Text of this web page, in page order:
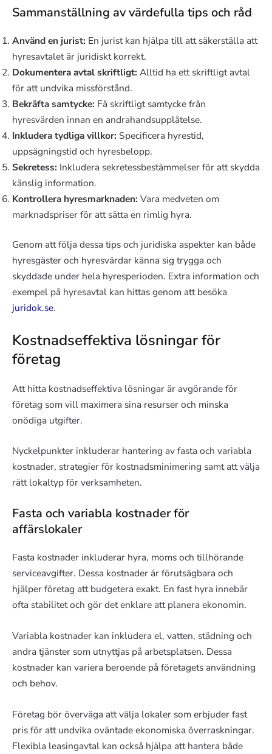
Sammanställning av värdefulla tips och råd
Använd en jurist: En jurist kan hjälpa till att säkerställa att
hyresavtalet är juridiskt korrekt.
Dokumentera avtal skriftligt: Alltid ha ett skriftligt avtal
för att undvika missförstånd.
Bekräfta samtycke: Få skriftligt samtycke från
hyresvärden innan en andrahandsupplåtelse.
Inkludera tydliga villkor: Specificera hyrestid,
uppsägningstid och hyresbelopp.
Sekretess: Inkludera sekretessbestämmelser för att skydda
känslig information.
Kontrollera hyresmarknaden: Vara medveten om
marknadspriser för att sätta en rimlig hyra.
Genom att följa dessa tips och juridiska aspekter kan både
hyresgäster och hyresvärdar känna sig trygga och
skyddade under hela hyresperioden. Extra information och
exempel på hyresavtal kan hittas genom att besöka
juridok.se.
Kostnadseffektiva lösningar för
företag
Att hitta kostnadseffektiva lösningar är avgörande för
företag som vill maximera sina resurser och minska
onödiga utgifter.
Nyckelpunkter inkluderar hantering av fasta och variabla
kostnader, strategier för kostnadsminimering samt att välja
rätt lokaltyp för verksamheten.
Fasta och variabla kostnader för
affärslokaler
Fasta kostnader inkluderar hyra, moms och tillhörande
serviceavgifter. Dessa kostnader är förutsägbara och
hjälper företag att budgetera exakt. En fast hyra innebär
ofta stabilitet och gör det enklare att planera ekonomin.
Variabla kostnader kan inkludera el, vatten, städning och
andra tjänster som utnyttjas på arbetsplatsen. Dessa
kostnader kan variera beroende på företagets användning
och behov.
Företag bör överväga att välja lokaler som erbjuder fast
pris för att undvika oväntade ekonomiska överraskningar.
Flexibla leasingavtal kan också hjälpa att hantera både